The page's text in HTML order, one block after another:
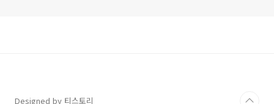
Designed by 티스토리